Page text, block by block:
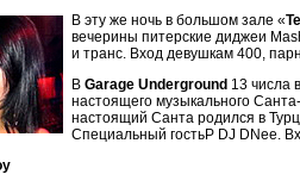
В эту же ночь в большом зале «
вечерины питерские диджеи
и транс. Вход девушкам 400,
В Garage Underground 13 числа
настоящего музыкального
настоящий Санта родился в
Специальный гостьP DJ DNee.